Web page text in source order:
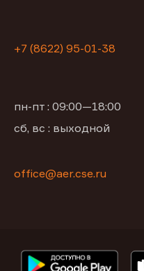
+7 (8622) 95-01-38
пн-пт : 09:00—18:00
сб, вс : выходной
office@aer.cse.ru